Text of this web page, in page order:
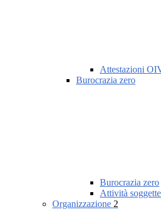
Attestazioni
Burocrazia zero
Burocrazia zero
Attività
Organizzazione 2